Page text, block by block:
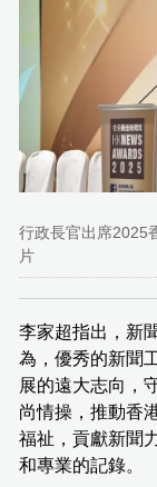
行政長官出席2025
片
李家超指出，新
為，優秀的新聞
展的遠大志向，
尚情操，推動香
福祉，貢獻新聞
和專業的記錄。